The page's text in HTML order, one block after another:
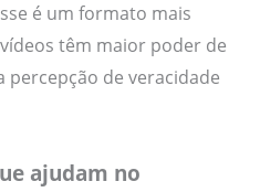
é um formato mais
têm maior poder de
percepção de veracidade
ajudam no